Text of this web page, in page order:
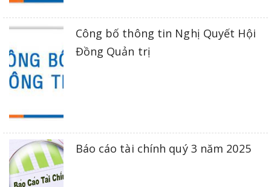
Công bố thông tin Nghị Quyết Hội
Đồng Quản trị
Báo cáo tài chính quý 3 năm 2025